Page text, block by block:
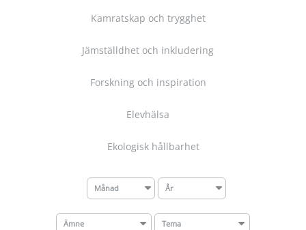
Kamratskap och trygghet
Jämställdhet och inkludering
Forskning och inspiration
Elevhälsa
Ekologisk hållbarhet
Månad År
Ämne Tema